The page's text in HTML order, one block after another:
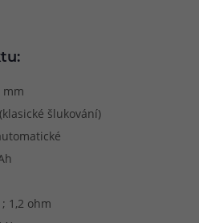
mm
šlukování)
1,2 ohm